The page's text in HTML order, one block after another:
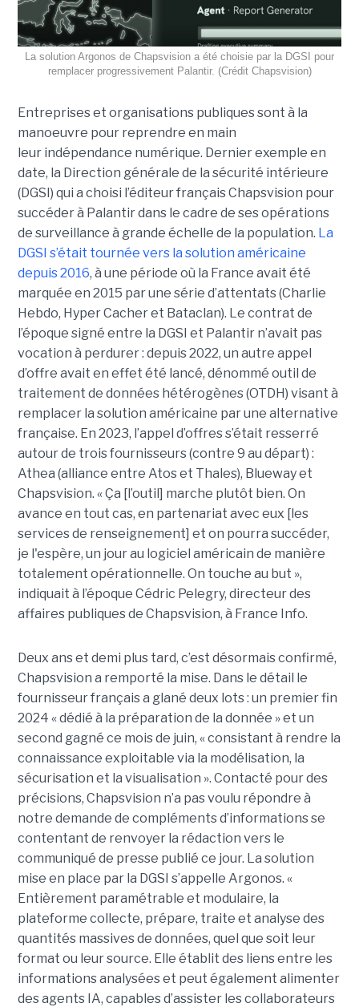
La solution Argonos de Chapsvision a été choisie par la DGSI pour
remplacer progressivement Palantir. (Crédit Chapsvision)
Entreprises et organisations publiques sont à la
manoeuvre pour reprendre en main
leur indépendance numérique. Dernier exemple en
date, la Direction générale de la sécurité intérieure
(DGSI) qui a choisi l’éditeur français Chapsvision pour
succéder à Palantir dans le cadre de ses opérations
de surveillance à grande échelle de la population. La
DGSI s’était tournée vers la solution américaine
depuis 2016, à une période où la France avait été
marquée en 2015 par une série d’attentats (Charlie
Hebdo, Hyper Cacher et Bataclan). Le contrat de
l’époque signé entre la DGSI et Palantir n’avait pas
vocation à perdurer : depuis 2022, un autre appel
d’offre avait en effet été lancé, dénommé outil de
traitement de données hétérogènes (OTDH) visant à
remplacer la solution américaine par une alternative
française. En 2023, l’appel d’offres s’était resserré
autour de trois fournisseurs (contre 9 au départ) :
Athea (alliance entre Atos et Thales), Blueway et
Chapsvision. « Ça [l’outil] marche plutôt bien. On
avance en tout cas, en partenariat avec eux [les
services de renseignement] et on pourra succéder,
je l'espère, un jour au logiciel américain de manière
totalement opérationnelle. On touche au but »,
indiquait à l’époque Cédric Pelegry, directeur des
affaires publiques de Chapsvision, à France Info.
Deux ans et demi plus tard, c’est désormais confirmé,
Chapsvision a remporté la mise. Dans le détail le
fournisseur français a glané deux lots : un premier fin
2024 « dédié à la préparation de la donnée » et un
second gagné ce mois de juin, « consistant à rendre la
connaissance exploitable via la modélisation, la
sécurisation et la visualisation ». Contacté pour des
précisions, Chapsvision n’a pas voulu répondre à
notre demande de compléments d’informations se
contentant de renvoyer la rédaction vers le
communiqué de presse publié ce jour. La solution
mise en place par la DGSI s’appelle Argonos. «
Entièrement paramétrable et modulaire, la
plateforme collecte, prépare, traite et analyse des
quantités massives de données, quel que soit leur
format ou leur source. Elle établit des liens entre les
informations analysées et peut également alimenter
des agents IA, capables d’assister les collaborateurs